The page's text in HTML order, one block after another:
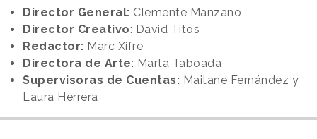
Director General: Clemente Manzano
Director Creativo: David Titos
Redactor: Marc Xifre
Directora de Arte: Marta Taboada
Supervisoras de Cuentas: Maitane Fernández y
Laura Herrera